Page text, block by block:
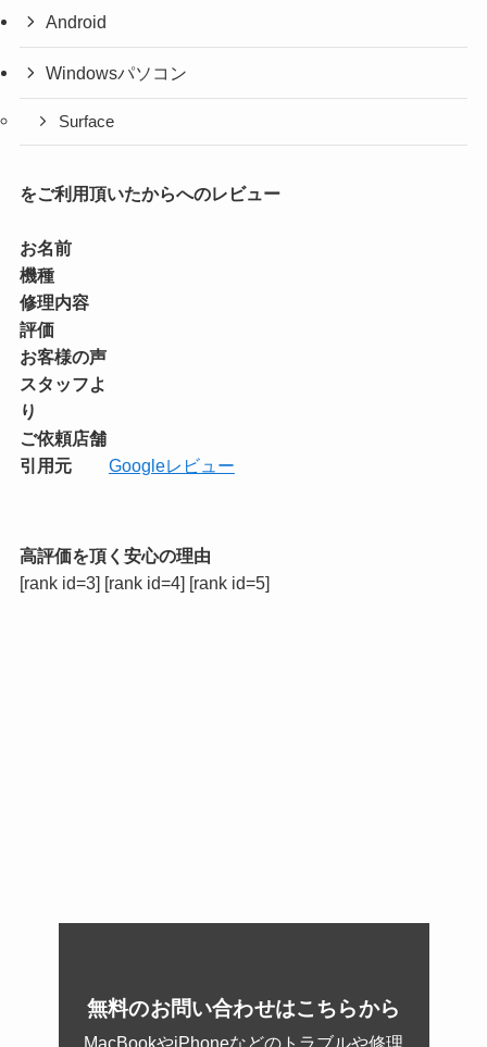
Android
Windowsパソコン
Surface
をご利用頂いたからへのレビュー
お名前
機種
修理内容
評価
お客様の声
スタッフよ
り
ご依頼店舗
引用元
Googleレビュー
高評価を頂く安心の理由
[rank id=3] [rank id=4] [rank id=5]
無料のお問い合わせはこちらから
MacBookやiPhoneなどのトラブルや修理